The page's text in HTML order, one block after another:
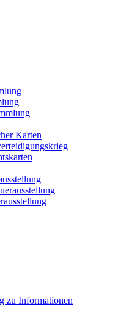
Karten
zu Informationen